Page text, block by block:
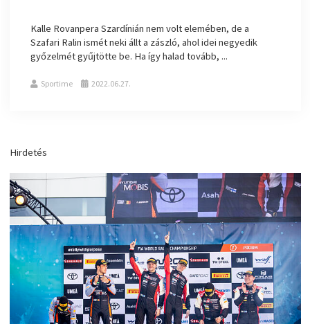
Kalle Rovanpera Szardínián nem volt elemében, de a
Szafari Ralin ismét neki állt a zászló, ahol idei negyedik
győzelmét gyűjtötte be. Ha így halad tovább, ...
Sportime 2022.06.27.
Hirdetés